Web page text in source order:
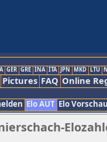
GER GRE INA ITA JPN MKD LTU
Pictures FAQ Online
Elo AUT Elo Vorschau